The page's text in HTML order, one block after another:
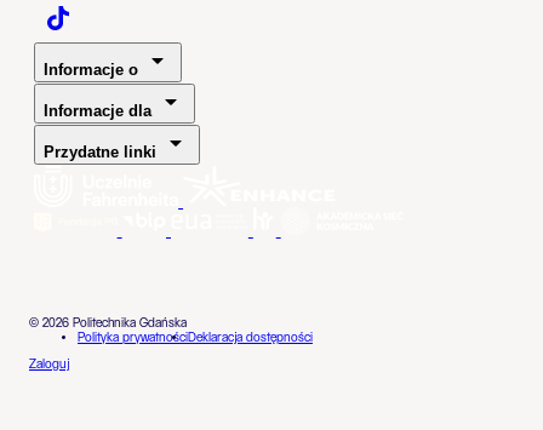
Politechnika Gdańska - TaikTok
Informacje o
Informacje dla
Przydatne linki
© 2026 Politechnika Gdańska
Polityka prywatnościDeklaracja dostępności
Zaloguj